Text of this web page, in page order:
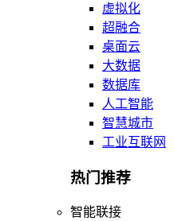
虚拟化
超融合
桌面云
大数据
数据库
人工智能
智慧城市
工业互联网
热门推荐
智能联接